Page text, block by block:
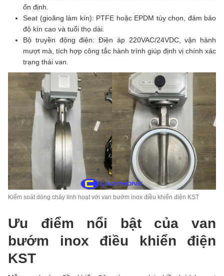
ổn định.
Seat (gioăng làm kín): PTFE hoặc EPDM tùy chọn, đảm bảo
độ kín cao và tuổi thọ dài.
Bộ truyền động điện: Điện áp 220VAC/24VDC, vận hành
mượt mà, tích hợp công tắc hành trình giúp định vị chính xác
trạng thái van.
Kiểm soát dòng chảy linh hoạt với van bướm inox điều khiển điện KST
Ưu điểm nổi bật của van
bướm inox điều khiển điện
KST